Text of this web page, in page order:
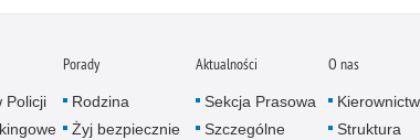
Policji
Porady
Rodzina
Żyj bezpiecznie
Aktualności
Sekcja Prasowa
Szczególne
O nas
Struktura